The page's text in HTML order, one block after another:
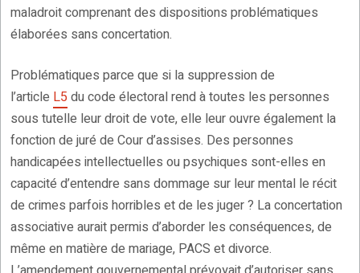
maladroit comprenant des dispositions problématiques
élaborées sans concertation.
Problématiques parce que si la suppression de
l’article L5 du code électoral rend à toutes les personnes
sous tutelle leur droit de vote, elle leur ouvre également la
fonction de juré de Cour d’assises. Des personnes
handicapées intellectuelles ou psychiques sont-elles en
capacité d’entendre sans dommage sur leur mental le récit
de crimes parfois horribles et de les juger ? La concertation
associative aurait permis d’aborder les conséquences, de
même en matière de mariage, PACS et divorce.